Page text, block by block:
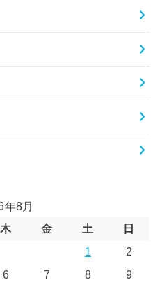
年8月
木 金 土
日
1
2
6 7 8
9